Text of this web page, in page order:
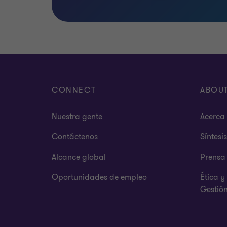
CONNECT
Nuestra gente
Contáctenos
Alcance global
Oportunidades de empleo
Prensa
Ética